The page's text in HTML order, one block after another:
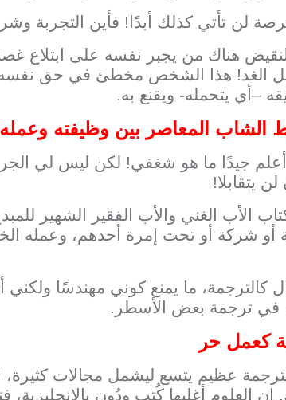
لن تأتي كذلك أبدًا! فأين التجربة
هناك من يجبر نفسه على ابتلاع غصة
الغد! هذا الشخص مخطئ في حق نفسه
–أي يتحمله- ويقنع به.
الشاب المعاصر بين وظيفته
جيدًا ما هو شغفي! لكن ليس لي
يتقابلا!
الأب الغني والأب الفقير الشهير
شركة أو تحت إمرة أحدهم، وعمله
كالترجمة، ما يمنع كوني مهندسًا ولكني
ترجمة بعض الأسطر.
كعمل حر
عظيم يتسع ليشمل مجالات كثيرة،
العلوم أغلبها كُتب ودُون